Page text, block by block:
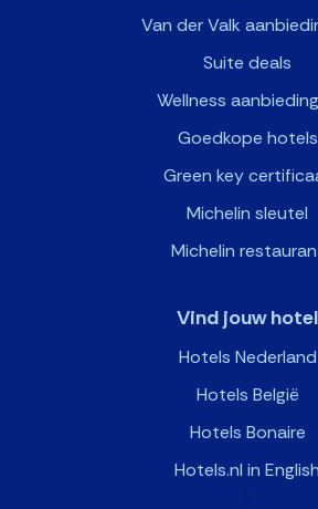
Van der Valk
Suite deals
Wellness
Goedkope hotels
Green key
Michelin sleutel
Michelin
Vind jouw hotel
Hotels Nederland
Hotels België
Hotels Bonaire
Hotels.nl in English
>